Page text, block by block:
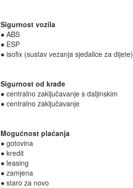
Sigurnost vozila
● ABS
● ESP
● isofix (sustav vezanja sjedalice za dijete)
Sigurnost od krađe
● centralno zaključavanje s daljinskim
● centralno zaključavanje
Mogućnost plaćanja
● gotovina
● kredit
● leasing
● zamjena
● staro za novo